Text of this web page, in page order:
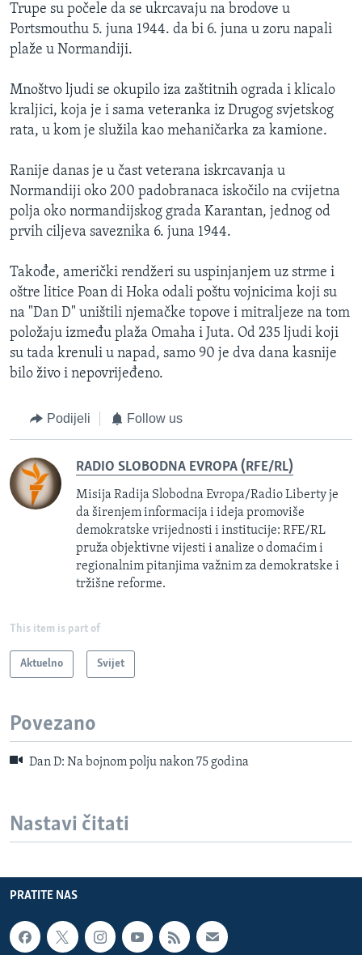
Trupe su počele da se ukrcavaju na brodove u
Portsmouthu 5. juna 1944. da bi 6. juna u zoru napali
plaže u Normandiji.
Mnoštvo ljudi se okupilo iza zaštitnih ograda i klicalo
kraljici, koja je i sama veteranka iz Drugog svjetskog
rata, u kom je služila kao mehaničarka za kamione.
Ranije danas je u čast veterana iskrcavanja u
Normandiji oko 200 padobranaca iskočilo na cvijetna
polja oko normandijskog grada Karantan, jednog od
prvih ciljeva saveznika 6. juna 1944.
Takođe, američki rendžeri su uspinjanjem uz strme i
oštre litice Poan di Hoka odali poštu vojnicima koji su
na "Dan D" uništili njemačke topove i mitraljeze na tom
položaju između plaža Omaha i Juta. Od 235 ljudi koji
su tada krenuli u napad, samo 90 je dva dana kasnije
bilo živo i nepovrijeđeno.
Podijeli Follow us
RADIO SLOBODNA EVROPA (RFE/RL)
Misija Radija Slobodna Evropa/Radio Liberty je
da širenjem informacija i ideja promoviše
demokratske vrijednosti i institucije: RFE/RL
pruža objektivne vijesti i analize o domaćim i
regionalnim pitanjima važnim za demokratske i
tržišne reforme.
This item is part of
Aktuelno Svijet
Povezano
Dan D: Na bojnom polju nakon 75 godina
Nastavi čitati
PRATITE NAS